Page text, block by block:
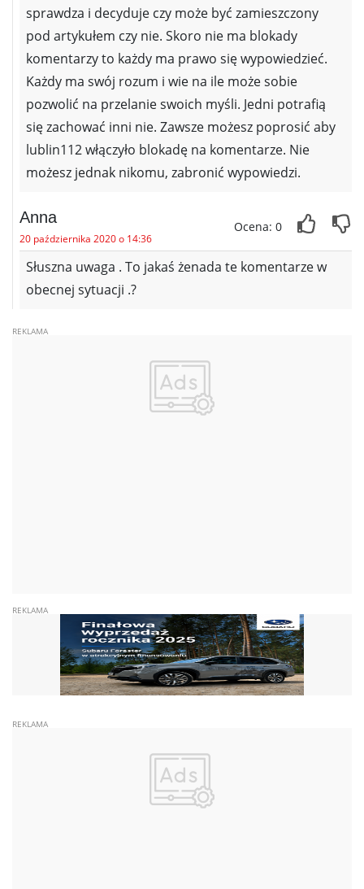
sprawdza i decyduje czy może być zamieszczony
pod artykułem czy nie. Skoro nie ma blokady
komentarzy to każdy ma prawo się wypowiedzieć.
Każdy ma swój rozum i wie na ile może sobie
pozwolić na przelanie swoich myśli. Jedni potrafią
się zachować inni nie. Zawsze możesz poprosić aby
lublin112 włączyło blokadę na komentarze. Nie
możesz jednak nikomu, zabronić wypowiedzi.
Anna
20 października 2020 o 14:36
Ocena: 0
Słuszna uwaga . To jakaś żenada te komentarze w
obecnej sytuacji .?